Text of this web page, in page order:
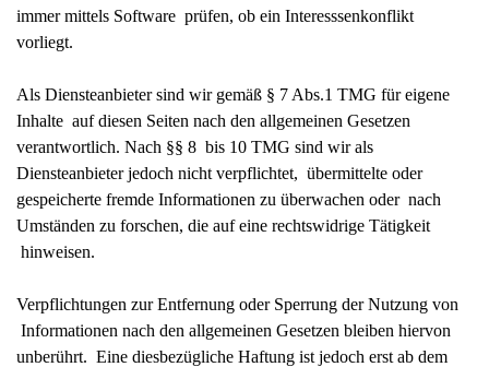
immer mittels Software prüfen, ob ein Interesssenkonflikt
vorliegt.
Als Diensteanbieter sind wir gemäß § 7 Abs.1 TMG für eigene
Inhalte auf diesen Seiten nach den allgemeinen Gesetzen
verantwortlich. Nach §§ 8 bis 10 TMG sind wir als
Diensteanbieter jedoch nicht verpflichtet, übermittelte oder
gespeicherte fremde Informationen zu überwachen oder nach
Umständen zu forschen, die auf eine rechtswidrige Tätigkeit
hinweisen.
Verpflichtungen zur Entfernung oder Sperrung der Nutzung von
Informationen nach den allgemeinen Gesetzen bleiben hiervon
unberührt. Eine diesbezügliche Haftung ist jedoch erst ab dem